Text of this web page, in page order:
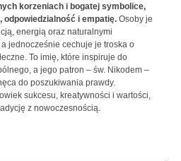
korzeniach i bogatej symbolice,
odpowiedzialność i empatię.Osoby je
energią oraz naturalnymi
jednocześnie cechuje je troska o
To imię, które inspiruje do
a jego patron – św. Nikodem –
do poszukiwania prawdy.
sukcesu, kreatywności i wartości,
z nowoczesnością.